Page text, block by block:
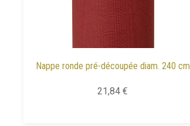
Nappe ronde pré-découpée diam. 240 cm
21,84 €